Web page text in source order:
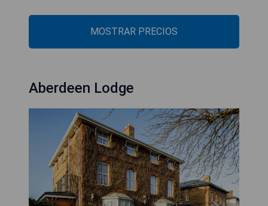
MOSTRAR PRECIOS
Aberdeen Lodge